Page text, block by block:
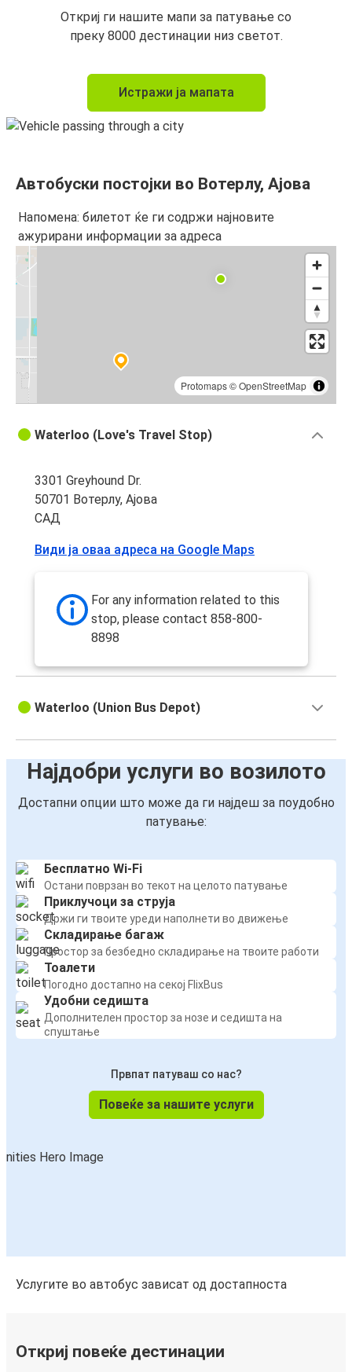
Откриј ги нашите мапи за патување со
преку 8000 дестинации низ светот.
Истражи ја мапата
Автобуски постојки во Вотерлу, Ајова
Напомена: билетот ќе ги содржи најновите
ажурирани информации за адреса
Protomaps©OpenStreetMap
Waterloo (Love's Travel Stop)
3301 Greyhound Dr.
50701 Вотерлу, Ајова
САД
Види ја оваа адреса на Google Maps
For any information related to this
stop, please contact 858-800-
8898
Waterloo (Union Bus Depot)
Најдобри услуги во возилото
Достапни опции што може да ги најдеш за поудобно
патување:
Бесплатно Wi-Fi
Остани поврзан во текот на целото патување
Приклучоци за струја
Држи ги твоите уреди наполнети во движење
Складирање багаж
Простор за безбедно складирање на твоите работи
Тоалети
Погодно достапно на секој FlixBus
Удобни седишта
Дополнителен простор за нозе и седишта на
спуштање
Првпат патуваш со нас?
Повеќе за нашите услуги
Услугите во автобус зависат од достапноста
Откриј повеќе дестинации